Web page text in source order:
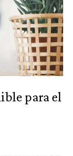
para el